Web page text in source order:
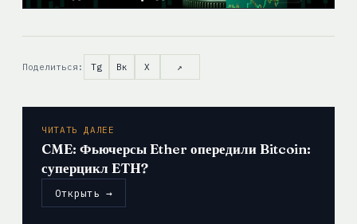
Поделиться: Tg Вк X ↗
ЧИТАТЬ ДАЛЕЕ
CME: Фьючерсы Ether опередили Bitcoin:
суперцикл ETH?
Открыть →